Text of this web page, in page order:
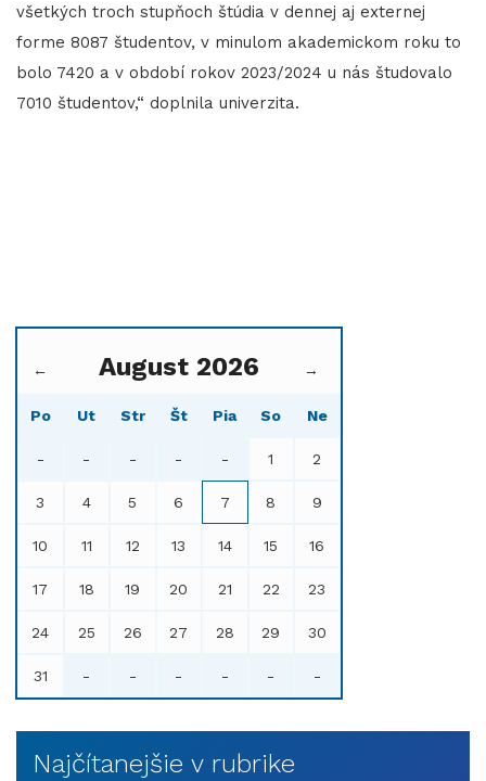
všetkých troch stupňoch štúdia v dennej aj externej
forme 8087 študentov, v minulom akademickom roku to
bolo 7420 a v období rokov 2023/2024 u nás študovalo
7010 študentov,“ doplnila univerzita.
← August 2026 →
Po Ut Str Št Pia So Ne
- - - - - 1 2
3 4 5 6 7 8 9
10 11 12 13 14 15 16
17 18 19 20 21 22 23
24 25 26 27 28 29 30
31 - - - - - -
Najčítanejšie v rubrike